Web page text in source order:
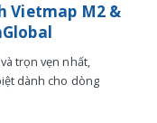
Vietmap M2 &
trọn vẹn nhất,
dành cho dòng